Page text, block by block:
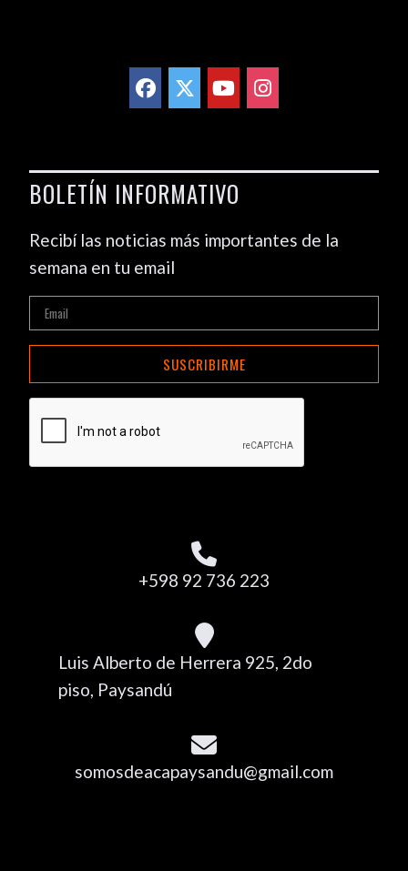
BOLETÍN INFORMATIVO
Recibí las noticias más importantes de la
semana en tu email
SUSCRIBIRME
+598 92 736 223
Luis Alberto de Herrera 925, 2do
piso, Paysandú
somosdeacapaysandu@gmail.com